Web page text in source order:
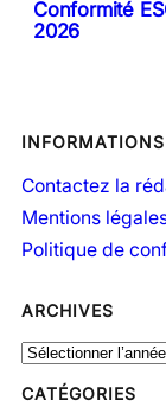
Conformité
2026
INFORMATIONS
Contactez la
Mentions
Politique de
ARCHIVES
A
c
CATÉGORIES